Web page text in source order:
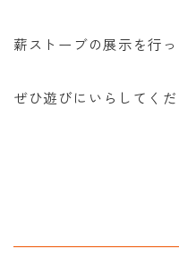
薪ストーブの展示を行っ
ぜひ遊びにいらしてくだ